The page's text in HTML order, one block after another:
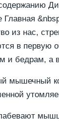
Главная
из нас,
в первую
и бедрам, а
мышечный